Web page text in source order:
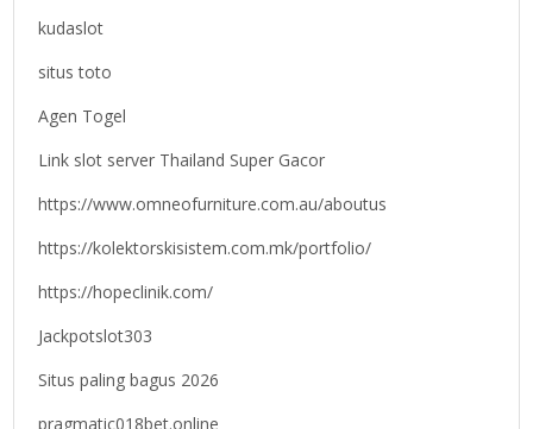
kudaslot
situs toto
Agen Togel
Link slot server Thailand Super Gacor
https://www.omneofurniture.com.au/aboutus
https://kolektorskisistem.com.mk/portfolio/
https://hopeclinik.com/
Jackpotslot303
Situs paling bagus 2026
pragmatic018bet.online